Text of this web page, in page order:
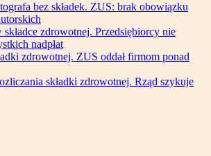
bez składek. ZUS: brak obowiązku
zdrowotnej. Przedsiębiorcy nie
nadpłat
zdrowotnej. ZUS oddał firmom ponad
składki zdrowotnej. Rząd szykuje